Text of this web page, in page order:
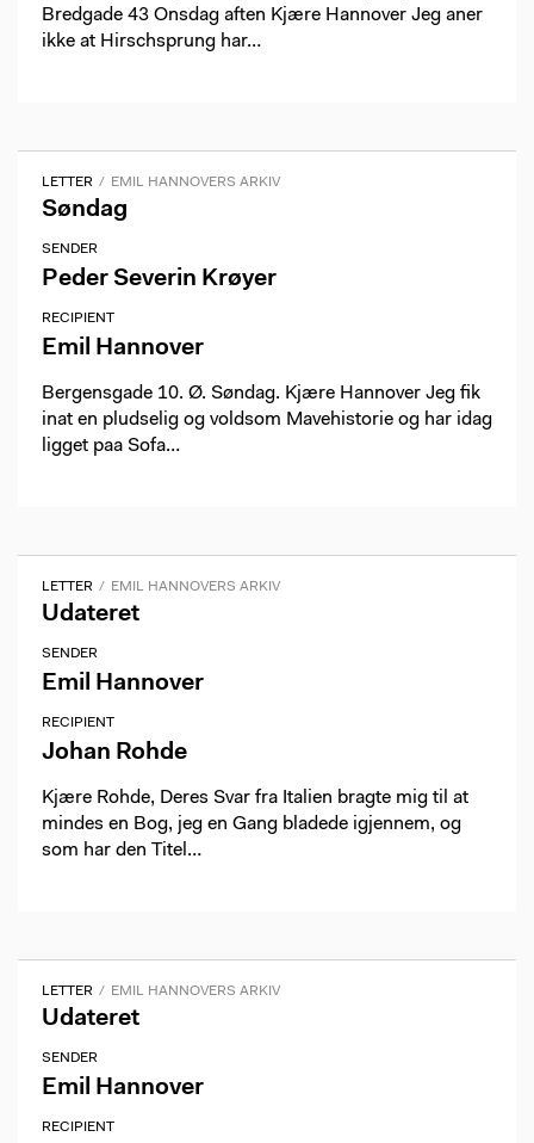
Bredgade 43 Onsdag aften Kjære Hannover Jeg aner
ikke at Hirschsprung har…
LETTER EMIL HANNOVERS ARKIV
Søndag
SENDER
Peder Severin Krøyer
RECIPIENT
Emil Hannover
Bergensgade 10. Ø. Søndag. Kjære Hannover Jeg fik
inat en pludselig og voldsom Mavehistorie og har idag
ligget paa Sofa…
LETTER EMIL HANNOVERS ARKIV
Udateret
SENDER
Emil Hannover
RECIPIENT
Johan Rohde
Kjære Rohde, Deres Svar fra Italien bragte mig til at
mindes en Bog, jeg en Gang bladede igjennem, og
som har den Titel…
LETTER EMIL HANNOVERS ARKIV
Udateret
SENDER
Emil Hannover
RECIPIENT